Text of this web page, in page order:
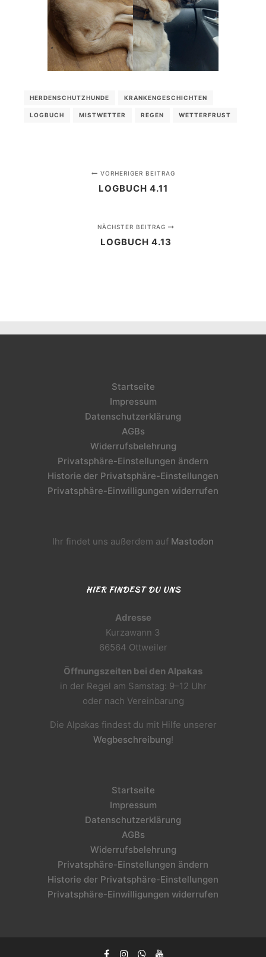
HERDENSCHUTZHUNDE KRANKENGESCHICHTEN
LOGBUCH MISTWETTER REGEN WETTERFRUST
VORHERIGER BEITRAG
LOGBUCH 4.11
NÄCHSTER BEITRAG
LOGBUCH 4.13
Startseite
Impressum
Datenschutzerklärung
AGBs
Widerrufsbelehrung
Privatsphäre-Einstellungen ändern
Historie der Privatsphäre-Einstellungen
Privatsphäre-Einwilligungen widerrufen
Ihr findet uns außerdem auf Mastodon
HIER FINDEST DU UNS
Adresse
Kurzawann 3
66564 Ottweiler
Öffnungszeiten bei den Alpakas
in der Regel am Samstag: 9–12 Uhr
oder nach Vereinbarung
Die Alpakas findest du mit Hilfe unserer
Wegbeschreibung!
Startseite
Impressum
Datenschutzerklärung
AGBs
Widerrufsbelehrung
Privatsphäre-Einstellungen ändern
Historie der Privatsphäre-Einstellungen
Privatsphäre-Einwilligungen widerrufen